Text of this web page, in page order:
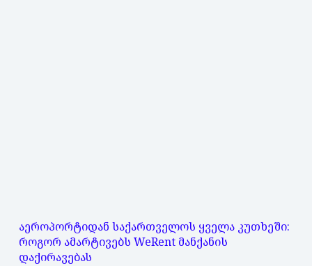
აეროპორტიდან საქართველოს ყველა კუთხეში:
როგორ ამარტივებს WeRent მანქანის
დაქირავებას